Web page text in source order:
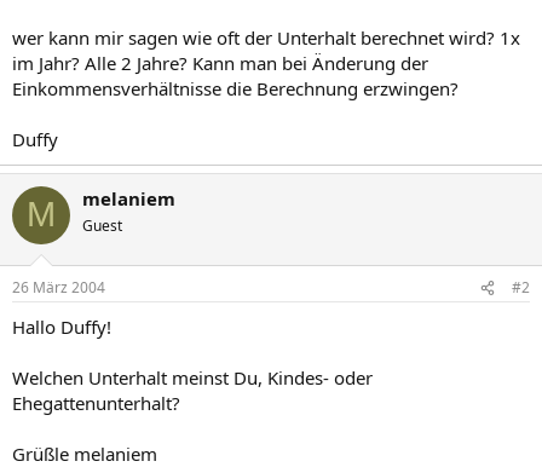
wer kann mir sagen wie oft der Unterhalt berechnet wird? 1x
im Jahr? Alle 2 Jahre? Kann man bei Änderung der
Einkommensverhältnisse die Berechnung erzwingen?
Duffy
M melaniem
Guest
26 März 2004 #2
Hallo Duffy!
Welchen Unterhalt meinst Du, Kindes- oder
Ehegattenunterhalt?
Grüßle melaniem